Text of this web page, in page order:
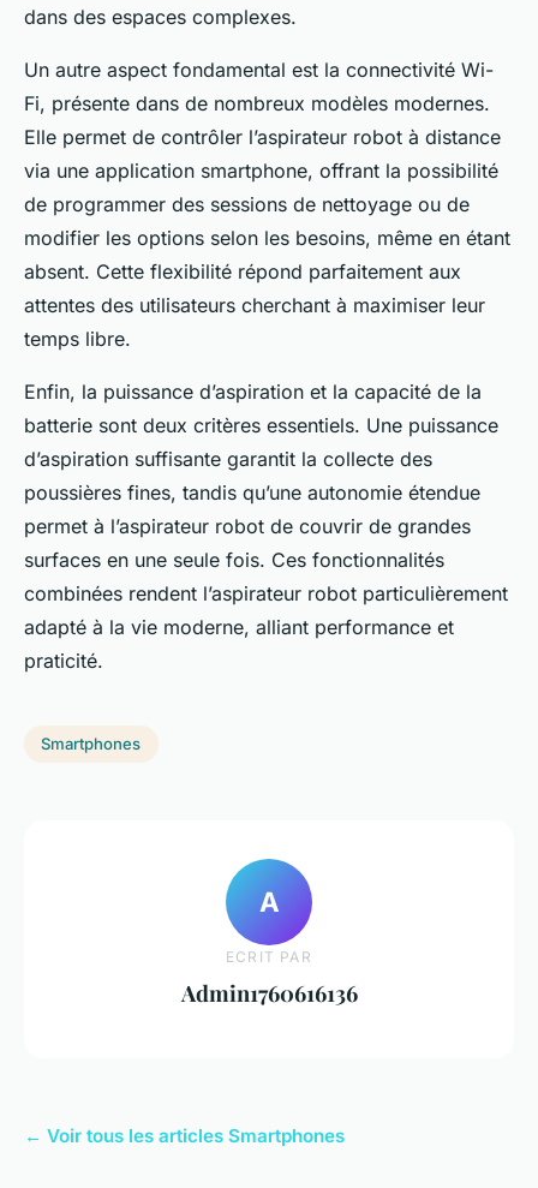
dans des espaces complexes.
Un autre aspect fondamental est la connectivité Wi-
Fi, présente dans de nombreux modèles modernes.
Elle permet de contrôler l’aspirateur robot à distance
via une application smartphone, offrant la possibilité
de programmer des sessions de nettoyage ou de
modifier les options selon les besoins, même en étant
absent. Cette flexibilité répond parfaitement aux
attentes des utilisateurs cherchant à maximiser leur
temps libre.
Enfin, la puissance d’aspiration et la capacité de la
batterie sont deux critères essentiels. Une puissance
d’aspiration suffisante garantit la collecte des
poussières fines, tandis qu’une autonomie étendue
permet à l’aspirateur robot de couvrir de grandes
surfaces en une seule fois. Ces fonctionnalités
combinées rendent l’aspirateur robot particulièrement
adapté à la vie moderne, alliant performance et
praticité.
Smartphones
A
ECRIT PAR
Admin1760616136
← Voir tous les articles Smartphones